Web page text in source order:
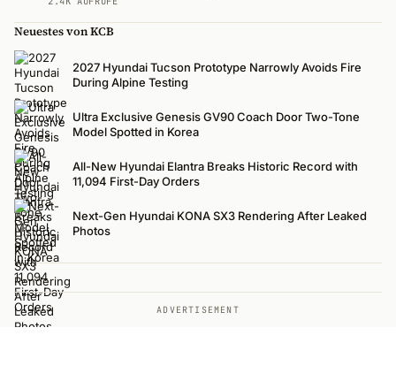
Neuestes von KCB
2027 Hyundai Tucson Prototype Narrowly Avoids Fire
During Alpine Testing
Ultra Exclusive Genesis GV90 Coach Door Two-Tone
Model Spotted in Korea
All-New Hyundai Elantra Breaks Historic Record with
11,094 First-Day Orders
Next-Gen Hyundai KONA SX3 Rendering After Leaked
Photos
ADVERTISEMENT